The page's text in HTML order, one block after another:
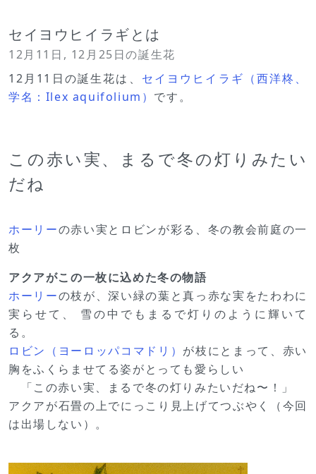
セイヨウヒイラギとは
12月11日, 12月25日の誕生花
12月11日の誕生花は、 セイヨウヒイラギ（西洋柊、
学名：Ilex aquifolium） です。
この赤い実、まるで冬の灯りみたい
だね
ホーリーの赤い実とロビンが彩る、冬の教会前庭の一
枚
アクアがこの一枚に込めた冬の物語
ホーリーの枝が、深い緑の葉と真っ赤な実をたわわに
実らせて、 雪の中でもまるで灯りのように輝いて
る。
ロビン（ヨーロッパコマドリ） が枝にとまって、赤い
胸をふくらませてる姿がとっても愛らしい
「この赤い実、まるで冬の灯りみたいだね〜！」
アクアが石畳の上でにっこり見上げてつぶやく（今回
は出場しない）。